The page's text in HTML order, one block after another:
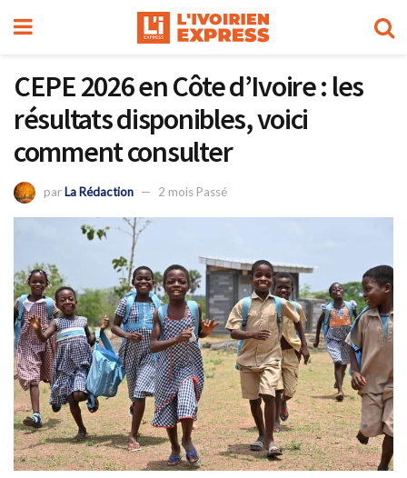
CEPE 2026 en Côte d’Ivoire : les
résultats disponibles, voici
comment consulter
parLa Rédaction 2 mois Passé